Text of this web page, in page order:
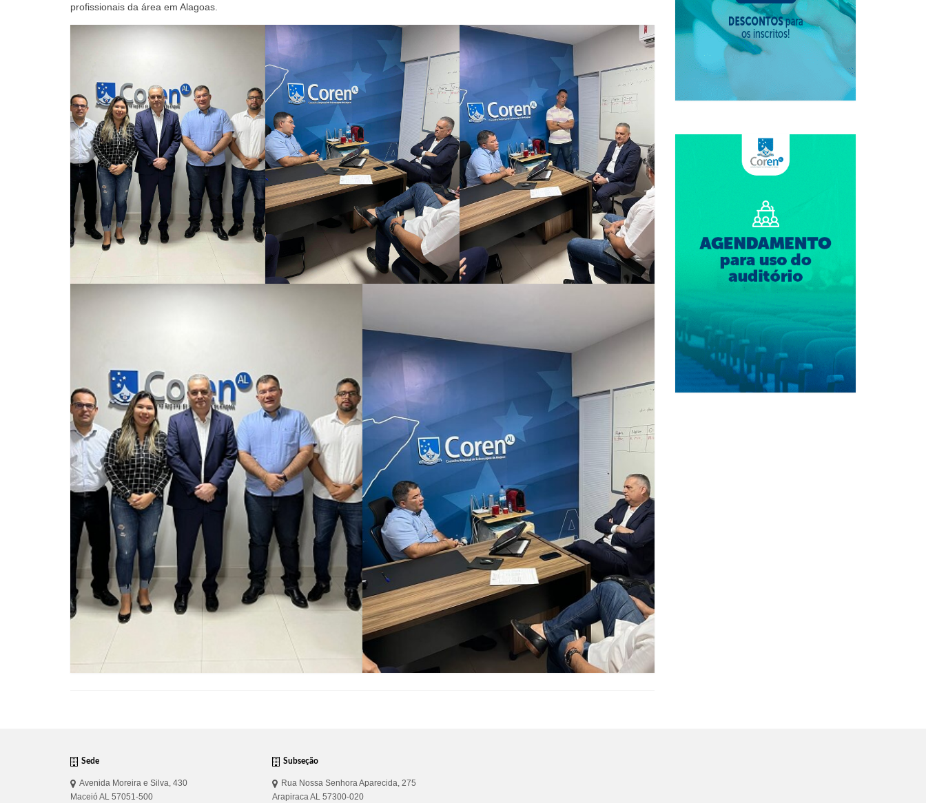
profissionais da área em Alagoas.
Sede
Avenida Moreira e Silva, 430
Maceió AL 57051-500
Subseção
Rua Nossa Senhora Aparecida, 275
Arapiraca AL 57300-020